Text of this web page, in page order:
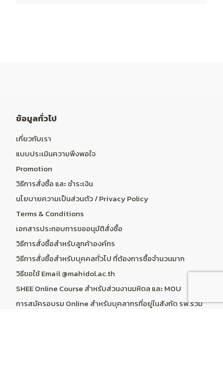
ข้อมูลทั่วไป
เกี่ยวกับเรา
แบบประเมินความพึงพอใจ
Promotion
วิธีการสั่งซื้อ และ ชำระเงิน
นโยบายความเป็นส่วนตัว / Privacy Policy
Terms & Conditions
เอกสารประกอบการขออนุมัติสั่งซื้อ
วิธีการสั่งซื้อสำหรับลูกค้าองค์กร
วิธีการสั่งซื้อสำหรับบุคคลทั่วไป ที่ต้องการซื้อจำนวนมาก
วิธีขอใช้ Email @mahidol.ac.th
SHEE Online Course สำหรับส่วนงานมหิดล และ MOU
การสมัครอบรม Online สำหรับบุคลากรที่อยู่ในสังกัด รพ.ร่วม